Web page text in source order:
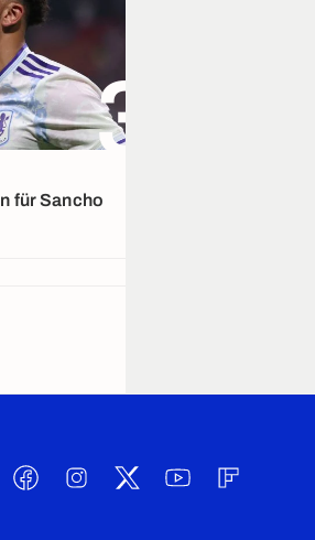
3
für Sancho